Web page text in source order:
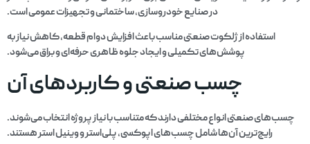
در صنایع خودروسازی، ساختمانی و تجهیزات عمومی است.
استفاده از ژلکوت صنعتی مناسب باعث افزایش دوام قطعه، کاهش نیاز به
پوشش‌های تکمیلی و ایجاد جلوه ظاهری حرفه‌ای و براق می‌شود.
چسب صنعتی و کاربردهای آن
چسب‌های صنعتی انواع مختلفی دارند که متناسب با نیاز پروژه انتخاب می‌شوند.
رایج‌ترین آن‌ها شامل چسب‌های اپوکسی، پلی‌استر و وینیل استر هستند.